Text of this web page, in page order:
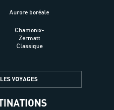
Aurore boréale
Chamonix-
Zermatt
Classique
VOYAGES